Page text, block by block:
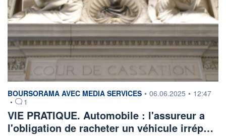
information fournie par
BOURSORAMA AVEC MEDIA SERVICES • 06.06.2025 • 12:47
•
1
VIE PRATIQUE. Automobile : l'assureur a
l'obligation de racheter un véhicule irrép…